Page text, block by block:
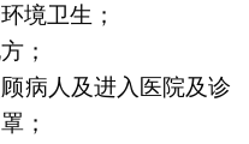
境卫生；
；
病人及进入医院及诊
；